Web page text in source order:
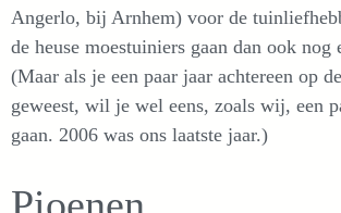
Angerlo, bij Arnhem) voor de
de heuse moestuiniers gaan dan ook nog
(Maar als je een paar jaar achtereen op
geweest, wil je wel eens, zoals wij, een
gaan. 2006 was ons laatste jaar.)